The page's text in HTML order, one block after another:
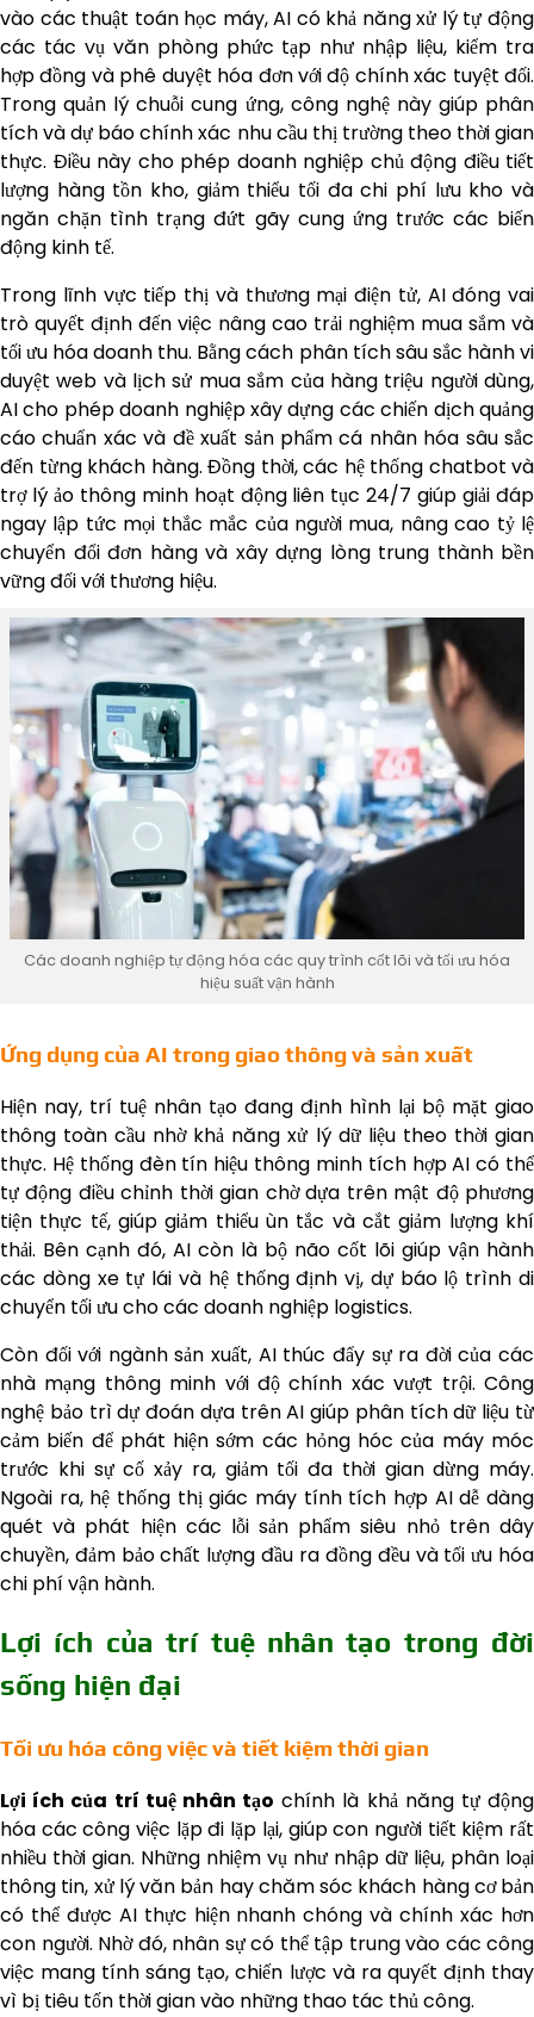
vào các thuật toán học máy, AI có khả năng xử lý tự động
các tác vụ văn phòng phức tạp như nhập liệu, kiểm tra
hợp đồng và phê duyệt hóa đơn với độ chính xác tuyệt đối.
Trong quản lý chuỗi cung ứng, công nghệ này giúp phân
tích và dự báo chính xác nhu cầu thị trường theo thời gian
thực. Điều này cho phép doanh nghiệp chủ động điều tiết
lượng hàng tồn kho, giảm thiểu tối đa chi phí lưu kho và
ngăn chặn tình trạng đứt gãy cung ứng trước các biến
động kinh tế.
Trong lĩnh vực tiếp thị và thương mại điện tử, AI đóng vai
trò quyết định đến việc nâng cao trải nghiệm mua sắm và
tối ưu hóa doanh thu. Bằng cách phân tích sâu sắc hành vi
duyệt web và lịch sử mua sắm của hàng triệu người dùng,
AI cho phép doanh nghiệp xây dựng các chiến dịch quảng
cáo chuẩn xác và đề xuất sản phẩm cá nhân hóa sâu sắc
đến từng khách hàng. Đồng thời, các hệ thống chatbot và
trợ lý ảo thông minh hoạt động liên tục 24/7 giúp giải đáp
ngay lập tức mọi thắc mắc của người mua, nâng cao tỷ lệ
chuyển đổi đơn hàng và xây dựng lòng trung thành bền
vững đối với thương hiệu.
Các doanh nghiệp tự động hóa các quy trình cốt lõi và tối ưu hóa
hiệu suất vận hành
Ứng dụng của AI trong giao thông và sản xuất
Hiện nay, trí tuệ nhân tạo đang định hình lại bộ mặt giao
thông toàn cầu nhờ khả năng xử lý dữ liệu theo thời gian
thực. Hệ thống đèn tín hiệu thông minh tích hợp AI có thể
tự động điều chỉnh thời gian chờ dựa trên mật độ phương
tiện thực tế, giúp giảm thiểu ùn tắc và cắt giảm lượng khí
thải. Bên cạnh đó, AI còn là bộ não cốt lõi giúp vận hành
các dòng xe tự lái và hệ thống định vị, dự báo lộ trình di
chuyển tối ưu cho các doanh nghiệp logistics.
Còn đối với ngành sản xuất, AI thúc đẩy sự ra đời của các
nhà mạng thông minh với độ chính xác vượt trội. Công
nghệ bảo trì dự đoán dựa trên AI giúp phân tích dữ liệu từ
cảm biến để phát hiện sớm các hỏng hóc của máy móc
trước khi sự cố xảy ra, giảm tối đa thời gian dừng máy.
Ngoài ra, hệ thống thị giác máy tính tích hợp AI dễ dàng
quét và phát hiện các lỗi sản phẩm siêu nhỏ trên dây
chuyền, đảm bảo chất lượng đầu ra đồng đều và tối ưu hóa
chi phí vận hành.
Lợi ích của trí tuệ nhân tạo trong đời
sống hiện đại
Tối ưu hóa công việc và tiết kiệm thời gian
Lợi ích của trí tuệ nhân tạo chính là khả năng tự động
hóa các công việc lặp đi lặp lại, giúp con người tiết kiệm rất
nhiều thời gian. Những nhiệm vụ như nhập dữ liệu, phân loại
thông tin, xử lý văn bản hay chăm sóc khách hàng cơ bản
có thể được AI thực hiện nhanh chóng và chính xác hơn
con người. Nhờ đó, nhân sự có thể tập trung vào các công
việc mang tính sáng tạo, chiến lược và ra quyết định thay
vì bị tiêu tốn thời gian vào những thao tác thủ công.